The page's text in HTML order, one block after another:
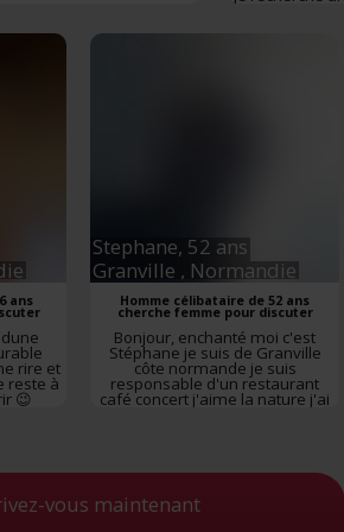
. Vous pouvez modifier ou retirer votre
ans
rire et
reste à
😉
Stephane, 52 ans
Granville , Normandie
Homme célibataire de 52 ans
cherche femme pour discuter
Bonjour, enchanté moi c'est
Stéphane je suis de Granville
côte normande je suis
responsable d'un restaurant
café concert j'aime la nature j'ai
beaucoup voyagé et je continue
ma vie j'aime la natation le bo...
vous maintenant